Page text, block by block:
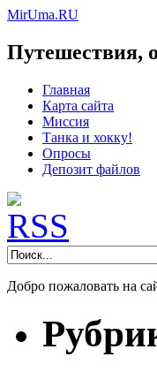
MirUma.RU
Путешествия,
Главная
Карта сайта
Миссия
Танка и хокку!
Опросы
Депозит файлов
Добро пожаловать на